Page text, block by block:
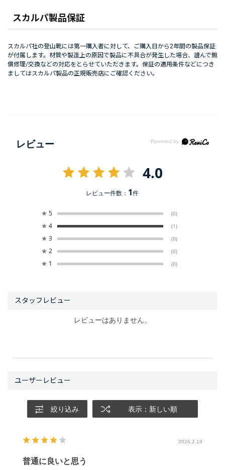
スカルパ製品保証
スカルパ社の登山靴には第一購入者に対して、ご購入日から2年間の製品保証
が付属します。材質や製造上の原因で製品に不具合が発生した場合、謹んで無
償修理/交換などの対応をとらせていただきます。保証の適用条件などにつき
ましてはスカルパ製品の正規販売店にご確認ください。
レビュー
4.0
レビュー件数： 1件
★ 5 (0)
★ 4 (1)
★ 3 (0)
★ 2 (0)
★ 1 (0)
絞り込み 表示：新しい順
2026.2.19
普通に良いと思う
レビューはありません。